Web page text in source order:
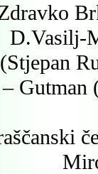
D.Vasilj-